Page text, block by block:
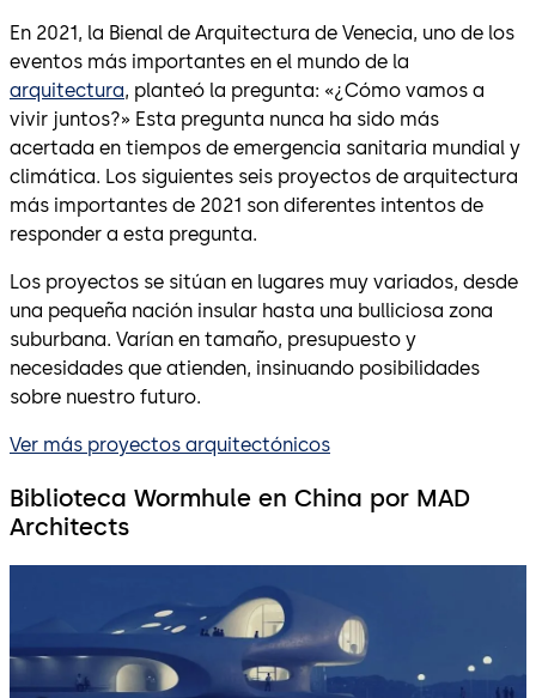
En 2021, la Bienal de Arquitectura de Venecia, uno de los
eventos más importantes en el mundo de la
arquitectura, planteó la pregunta: «¿Cómo vamos a
vivir juntos?» Esta pregunta nunca ha sido más
acertada en tiempos de emergencia sanitaria mundial y
climática. Los siguientes seis proyectos de arquitectura
más importantes de 2021 son diferentes intentos de
responder a esta pregunta.
Los proyectos se sitúan en lugares muy variados, desde
una pequeña nación insular hasta una bulliciosa zona
suburbana. Varían en tamaño, presupuesto y
necesidades que atienden, insinuando posibilidades
sobre nuestro futuro.
Ver más proyectos arquitectónicos
Biblioteca Wormhule en China por MAD
Architects